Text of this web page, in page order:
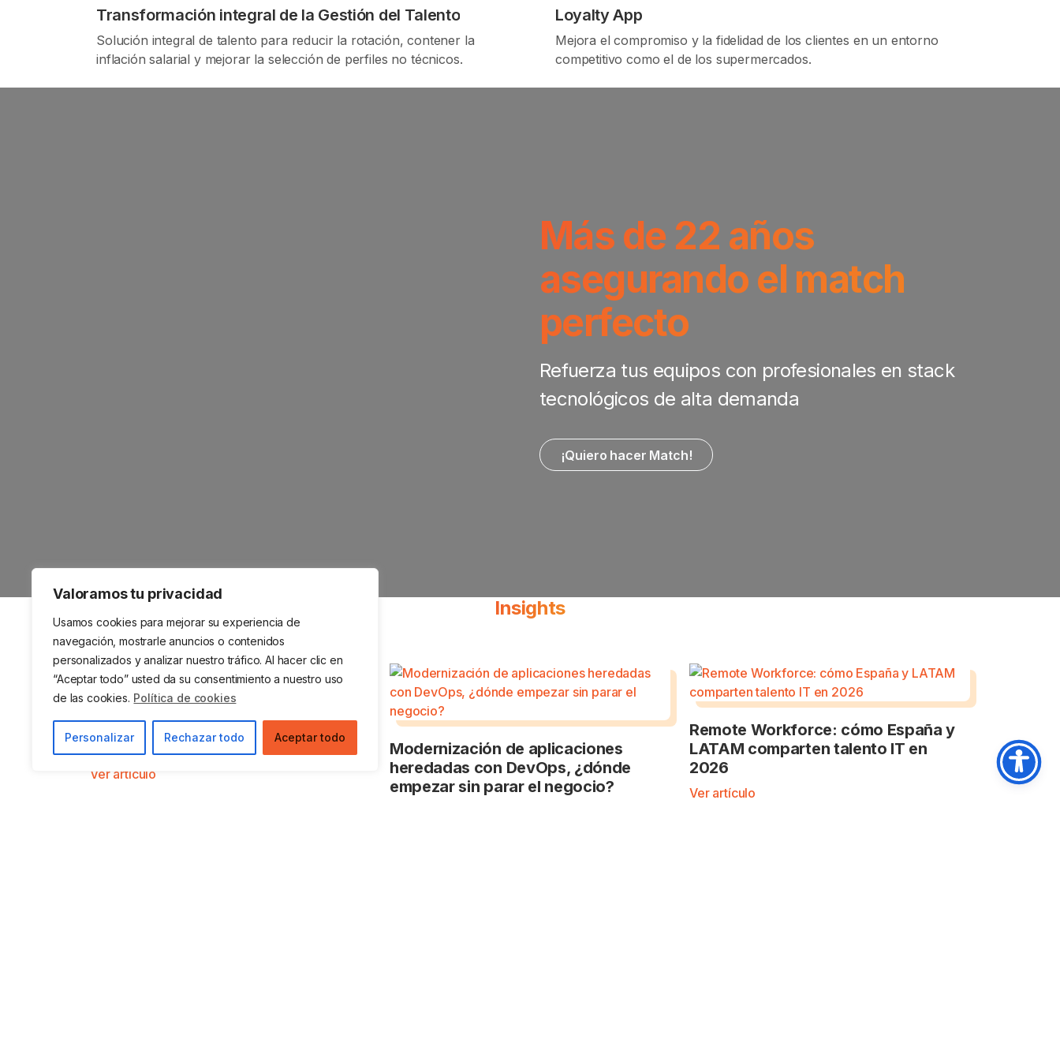
Valoramos tu privacidad
Usamos cookies para mejorar su experiencia de
navegación, mostrarle anuncios o contenidos
personalizados y analizar nuestro tráfico. Al hacer clic en
“Aceptar todo” usted da su consentimiento a nuestro uso
de las cookies. Política de cookies
Personalizar Rechazar todo Aceptar todo
Transformación integral de la Gestión del Talento
Solución integral de talento para reducir la rotación, contener la
inflación salarial y mejorar la selección de perfiles no técnicos.
Loyalty App
Mejora el compromiso y la fidelidad de los clientes en un entorno
competitivo como el de los supermercados.
Más de 22 años
asegurando el match
perfecto
Refuerza tus equipos con profesionales en stack
tecnológicos de alta demanda
¡Quiero hacer Match!
Insights
Agentic AI para el sector retail y de
gran consumo
Ver artículo
Modernización de aplicaciones
heredadas con DevOps, ¿dónde
empezar sin parar el negocio?
Remote Workforce: cómo España y
LATAM comparten talento IT en
2026
Ver artículo